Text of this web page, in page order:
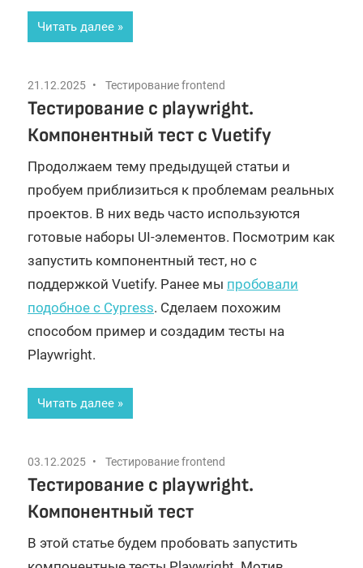
Читать далее
21.12.2025 Тестирование frontend
Тестирование с playwright.
Компонентный тест с Vuetify
Продолжаем тему предыдущей статьи и
пробуем приблизиться к проблемам реальных
проектов. В них ведь часто используются
готовые наборы UI-элементов. Посмотрим как
запустить компонентный тест, но с
поддержкой Vuetify. Ранее мы пробовали
подобное с Cypress. Сделаем похожим
способом пример и создадим тесты на
Playwright.
Читать далее
03.12.2025 Тестирование frontend
Тестирование с playwright.
Компонентный тест
В этой статье будем пробовать запустить